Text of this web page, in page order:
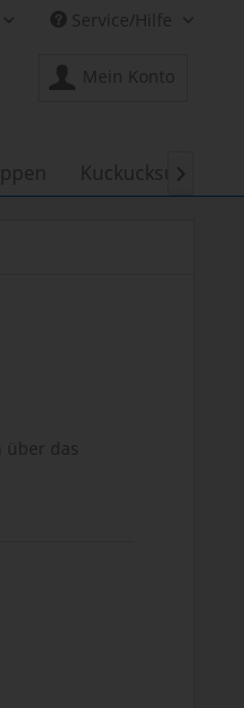
Shop Creation Gross DE
Service/Hilfe
Mein Konto
Kuckucksuhren

über das